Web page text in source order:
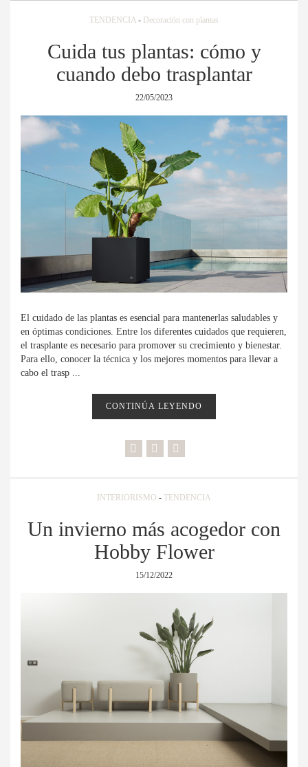
TENDENCIA - Decoración con plantas
Cuida tus plantas: cómo y
cuando debo trasplantar
22/05/2023
El cuidado de las plantas es esencial para mantenerlas saludables y
en óptimas condiciones. Entre los diferentes cuidados que requieren,
el trasplante es necesario para promover su crecimiento y bienestar.
Para ello, conocer la técnica y los mejores momentos para llevar a
cabo el trasp ...
CONTINÚA LEYENDO
INTERIORISMO - TENDENCIA
Un invierno más acogedor con
Hobby Flower
15/12/2022